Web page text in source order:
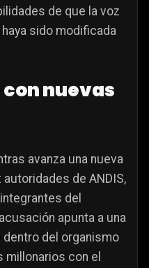
de que la voz
sido modificada
con nuevas
avanza una nueva
de ANDIS,
del
apunta a una
del organismo
con el